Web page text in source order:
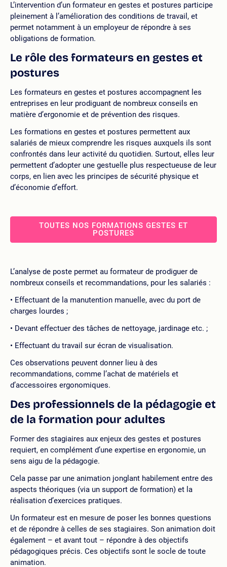
L’intervention d’un formateur en gestes et postures participe
pleinement à l’amélioration des conditions de travail, et
permet notamment à un employeur de répondre à ses
obligations de formation.
Le rôle des formateurs en gestes et
postures
Les formateurs en gestes et postures accompagnent les
entreprises en leur prodiguant de nombreux conseils en
matière d’ergonomie et de prévention des risques.
Les formations en gestes et postures permettent aux
salariés de mieux comprendre les risques auxquels ils sont
confrontés dans leur activité du quotidien. Surtout, elles leur
permettent d’adopter une gestuelle plus respectueuse de leur
corps, en lien avec les principes de sécurité physique et
d’économie d’effort.
TOUTES NOS FORMATIONS GESTES ET
POSTURES
L’analyse de poste permet au formateur de prodiguer de
nombreux conseils et recommandations, pour les salariés :
Effectuant de la manutention manuelle, avec du port de
charges lourdes ;
Devant effectuer des tâches de nettoyage, jardinage etc. ;
Effectuant du travail sur écran de visualisation.
Ces observations peuvent donner lieu à des
recommandations, comme l’achat de matériels et
d’accessoires ergonomiques.
Des professionnels de la pédagogie et
de la formation pour adultes
Former des stagiaires aux enjeux des gestes et postures
requiert, en complément d’une expertise en ergonomie, un
sens aigu de la pédagogie.
Cela passe par une animation jonglant habilement entre des
aspects théoriques (via un support de formation) et la
réalisation d’exercices pratiques.
Un formateur est en mesure de poser les bonnes questions
et de répondre à celles de ses stagiaires. Son animation doit
également – et avant tout – répondre à des objectifs
pédagogiques précis. Ces objectifs sont le socle de toute
animation.